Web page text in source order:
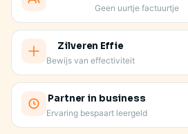
Geen uurtje factuurtje
Zilveren Effie
Bewijs van effectiviteit
Partner in business
Ervaring bespaart leergeld